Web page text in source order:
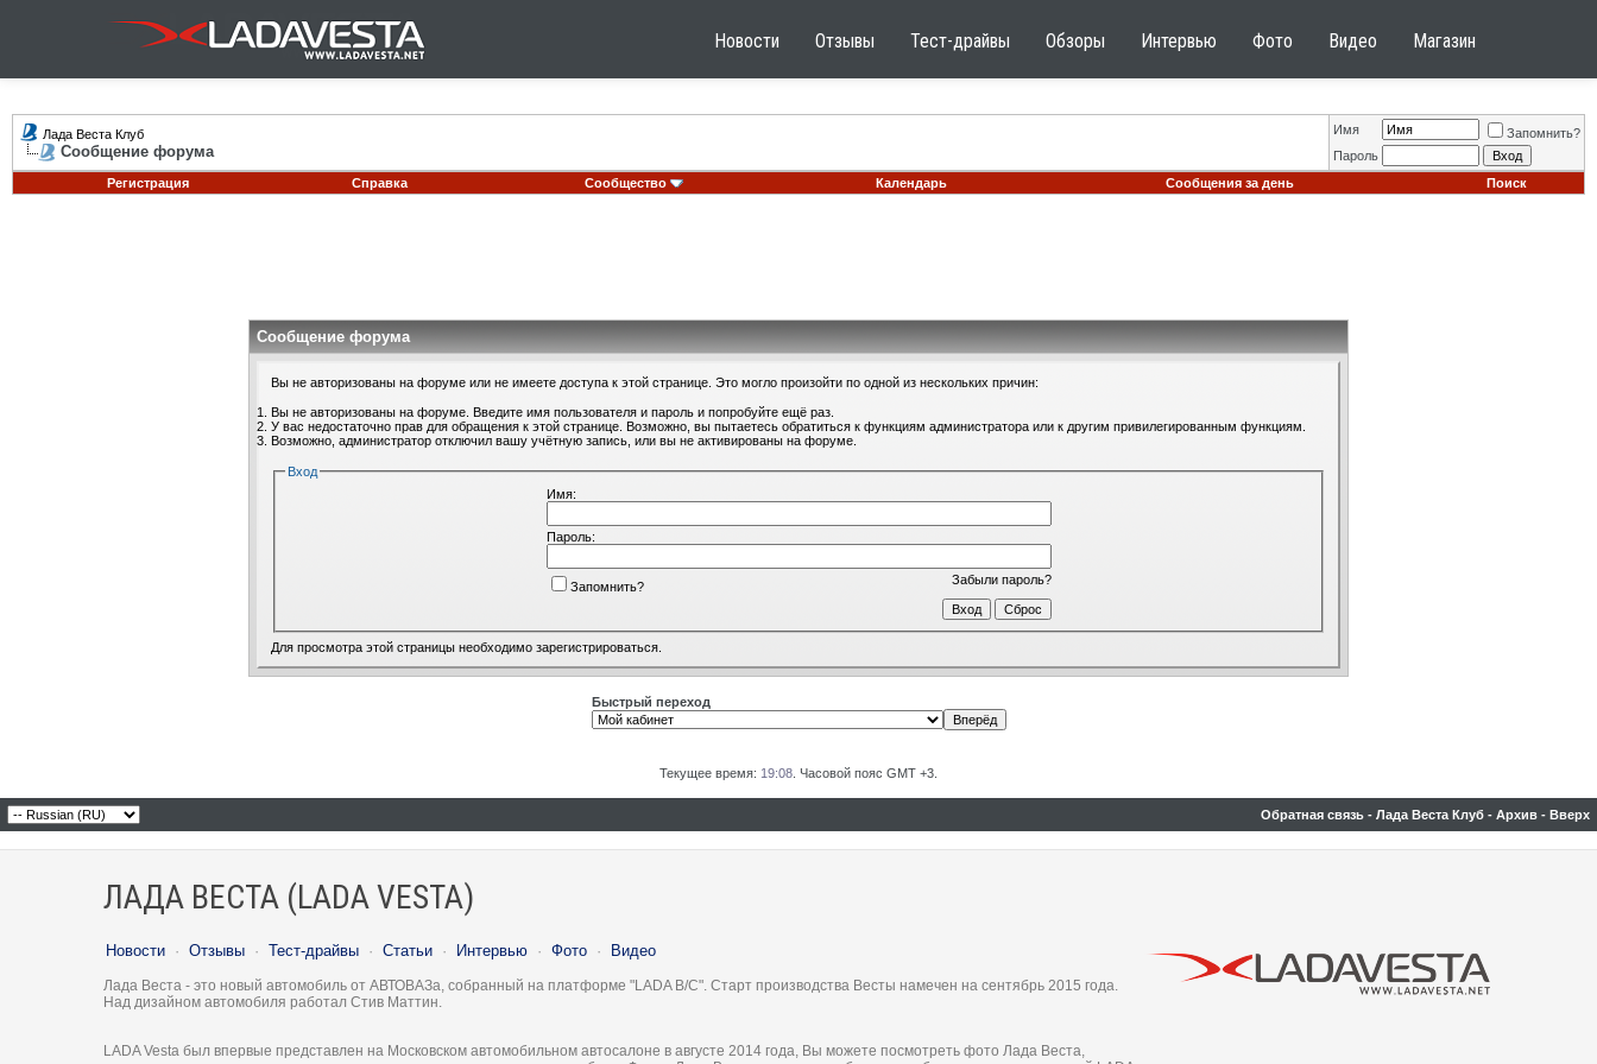
Новости Отзывы Тест-драйвы Обзоры Интервью Фото Видео Магазин
Лада Веста Клуб
Сообщение форума
Имя
Запомнить?
Пароль
Регистрация
Справка Сообщество Календарь Сообщения за день Поиск
Сообщение форума
Вы не авторизованы на форуме или не имеете доступа к этой странице. Это могло произойти по одной из нескольких причин:
Вы не авторизованы на форуме. Введите имя пользователя и пароль и попробуйте ещё раз.
У вас недостаточно прав для обращения к этой странице. Возможно, вы пытаетесь обратиться к функциям администратора или к другим привилегированным функциям.
Возможно, администратор отключил вашу учётную запись, или вы не активированы на форуме.
Вход
Имя:
Пароль:
Забыли пароль?
Запомнить?
Для просмотра этой страницы необходимо зарегистрироваться
Быстрый переход
Текущее время: 19:08 . Часовой пояс GMT +3.
Обратная связь - Лада Веста Клуб - Архив - Вверх
ЛАДА ВЕСТА (LADA VESTA)
Новости · Отзывы · Тест-драйвы · Статьи · Интервью · Фото · Видео
Лада Веста - это новый автомобиль от АВТОВАЗа, собранный на платформе "LADA B/C". Старт производства Весты намечен на сентябрь 2015 года.
Над дизайном автомобиля работал Стив Маттин.
LADA Vesta был впервые представлен на Московском автомобильном автосалоне в августе 2014 года, Вы можете посмотреть фото Лада Веста,